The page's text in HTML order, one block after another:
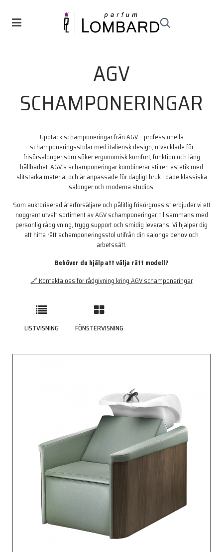
AGV
SCHAMPONERINGAR
Upptäck schamponeringar frånAGV– professionella
schamponeringsstolar med italiensk design, utvecklade för
frisörsalonger som söker ergonomisk komfort, funktion och lång
hållbarhet. AGV:s schamponeringar kombinerar stilren estetik med
slitstarka material och är anpassade för dagligt bruk i både klassiska
salonger och moderna studios.
Som auktoriserad återförsäljare och pålitlig frisörgrossist erbjuder vi ett
noggrant utvalt sortiment av AGV schamponeringar, tillsammans med
personlig rådgivning, trygg support och smidig leverans. Vi hjälper dig
att hitta rätt schamponeringsstol utifrån din salongs behov och
arbetssätt.
Behöver du hjälp att välja rätt modell?
🔗 Kontakta oss för rådgivning kring AGV schamponeringar
LISTVISNING FÖNSTERVISNING